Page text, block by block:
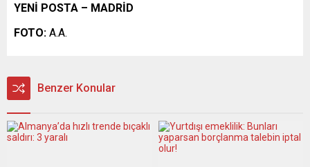
YENİ POSTA – MADRİD
FOTO: A.A.
Benzer Konular